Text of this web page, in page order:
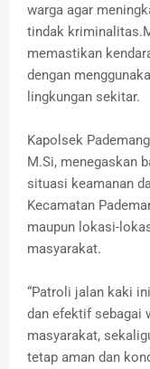
warga agar
tindak
memastikan
dengan
lingkungan sekitar.
Kapolsek
M.Si, menegaskan
situasi keamanan
Kecamatan
maupun lokasi-
masyarakat.
“Patroli jalan kaki
dan efektif sebagai
masyarakat,
tetap aman dan